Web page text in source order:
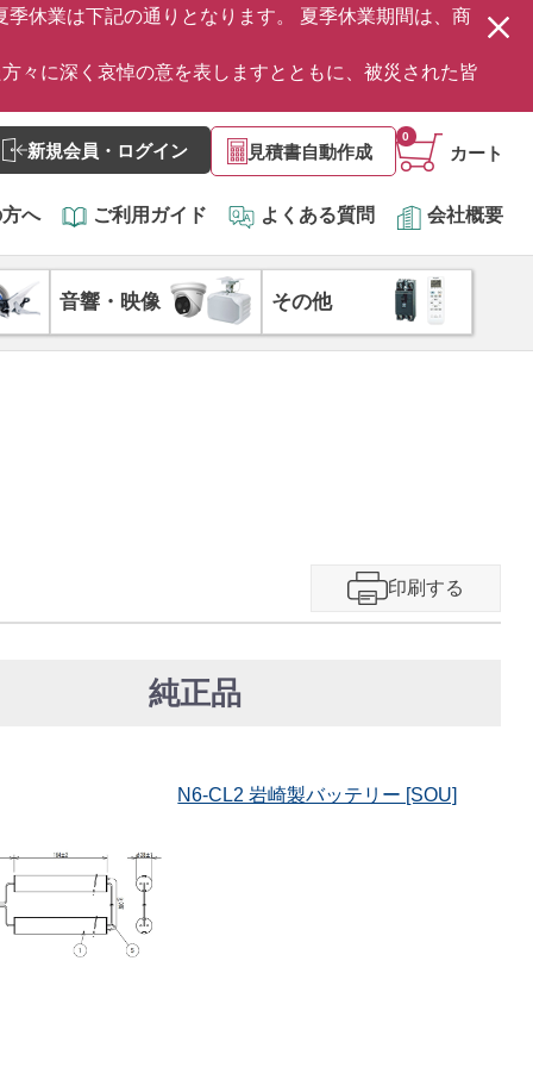
休業は下記の通りとなります。 夏季休業期間は、商
々に深く哀悼の意を表しますとともに、被災された皆
新規会員・ログイン 見積書自動作成 カート
0
へ ご利用ガイド よくある質問 会社概要
音響・映像 その他
印刷する
純正品
N6-CL2 岩崎製バッテリー [SOU]